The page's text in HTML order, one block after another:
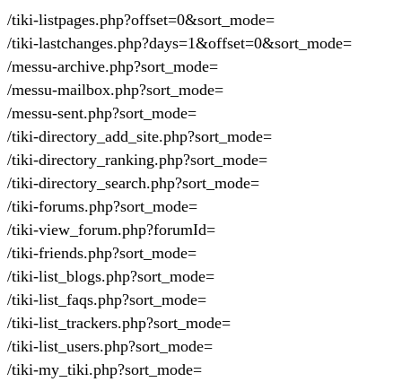
/tiki-listpages.php?offset=0&sort_mode=
/tiki-lastchanges.php?days=1&offset=0&sort_mode=
/messu-archive.php?sort_mode=
/messu-mailbox.php?sort_mode=
/messu-sent.php?sort_mode=
/tiki-directory_add_site.php?sort_mode=
/tiki-directory_ranking.php?sort_mode=
/tiki-directory_search.php?sort_mode=
/tiki-forums.php?sort_mode=
/tiki-view_forum.php?forumId=
/tiki-friends.php?sort_mode=
/tiki-list_blogs.php?sort_mode=
/tiki-list_faqs.php?sort_mode=
/tiki-list_trackers.php?sort_mode=
/tiki-list_users.php?sort_mode=
/tiki-my_tiki.php?sort_mode=